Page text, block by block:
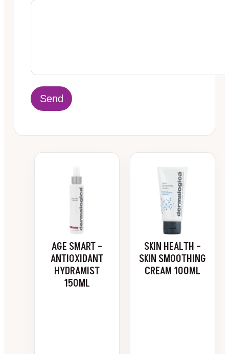
AGE SMART –
ANTIOXIDANT
HYDRAMIST
150ML
SKIN HEALTH –
SKIN SMOOTHING
CREAM 100ML